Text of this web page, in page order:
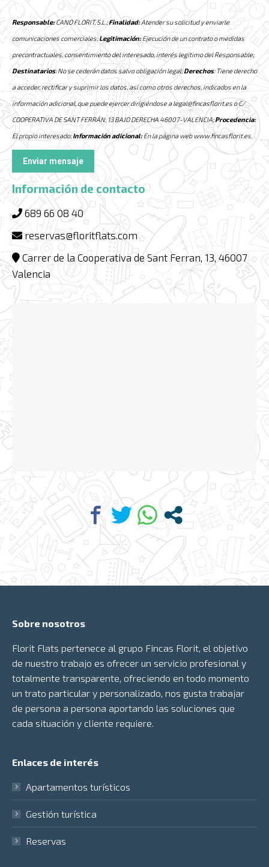
Responsable:CANO FLORIT, S.L.;Finalidad:Atender su solicitud y enviarle
comunicaciones comerciales;Legitimación:Ejecución de un contrato o medidas
precontractuales, consentimiento del interesado, interés legítimo del Responsable;
Destinatarios: No se cederán datos salvo obligación legal;Derechos: Tiene derecho
a acceder, rectificar y suprimir los datos, así como otros derechos, indicados en la
información adicional, que puede ejercer dirigiéndose a legal@fincasflorit.es o C/
COOPERATIVA DE SANT FERRÁN, 13 BAJO DERECHA 46007-VALENCIA;Procedencia:
El propio interesado;Información adicional:En la página web www.fincasflorit.es.
Información de contacto
689 66 08 40
reservas@floritflats.com
Carrer de la Cooperativa de Sant Ferran, 13, 46007
Valencia
Sobre nosotros
Florit Flats pertenece al grupo Fincas Florit, el objetivo
de nuestro trabajo es ofrecer un servicio profesional y
totalmente transparente, ofreciendo en todo momento
un trato particular y personalizado, nos gusta trabajar
de persona a persona aportando las soluciones que
cada situación y cliente requiere.
Enlaces de interés
Apartamentos turísticos
Gestión turística
Reservas